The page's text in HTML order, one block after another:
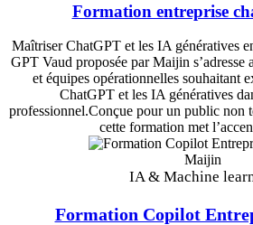
Formation entreprise
Maîtriser ChatGPT et les IA génératives
GPT Vaud proposée par Maijin s’adresse
et équipes opérationnelles souhaitant
ChatGPT et les IA génératives
professionnel.Conçue pour un public non
cette formation met
Maijin
IA & Machine
Formation Copilot